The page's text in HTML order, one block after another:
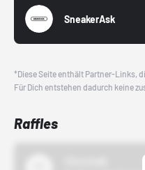
SneakerAsk
*Diese Seite enthält Partner-Links,
Für Dich entstehen dadurch keine
Raffles